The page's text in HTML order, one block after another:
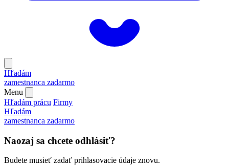
Hľadám
zamestnanca zadarmo
Menu
Hľadám prácu Firmy
Hľadám
zamestnanca zadarmo
Naozaj sa chcete odhlásiť?
Budete musieť zadať prihlasovacie údaje znovu.